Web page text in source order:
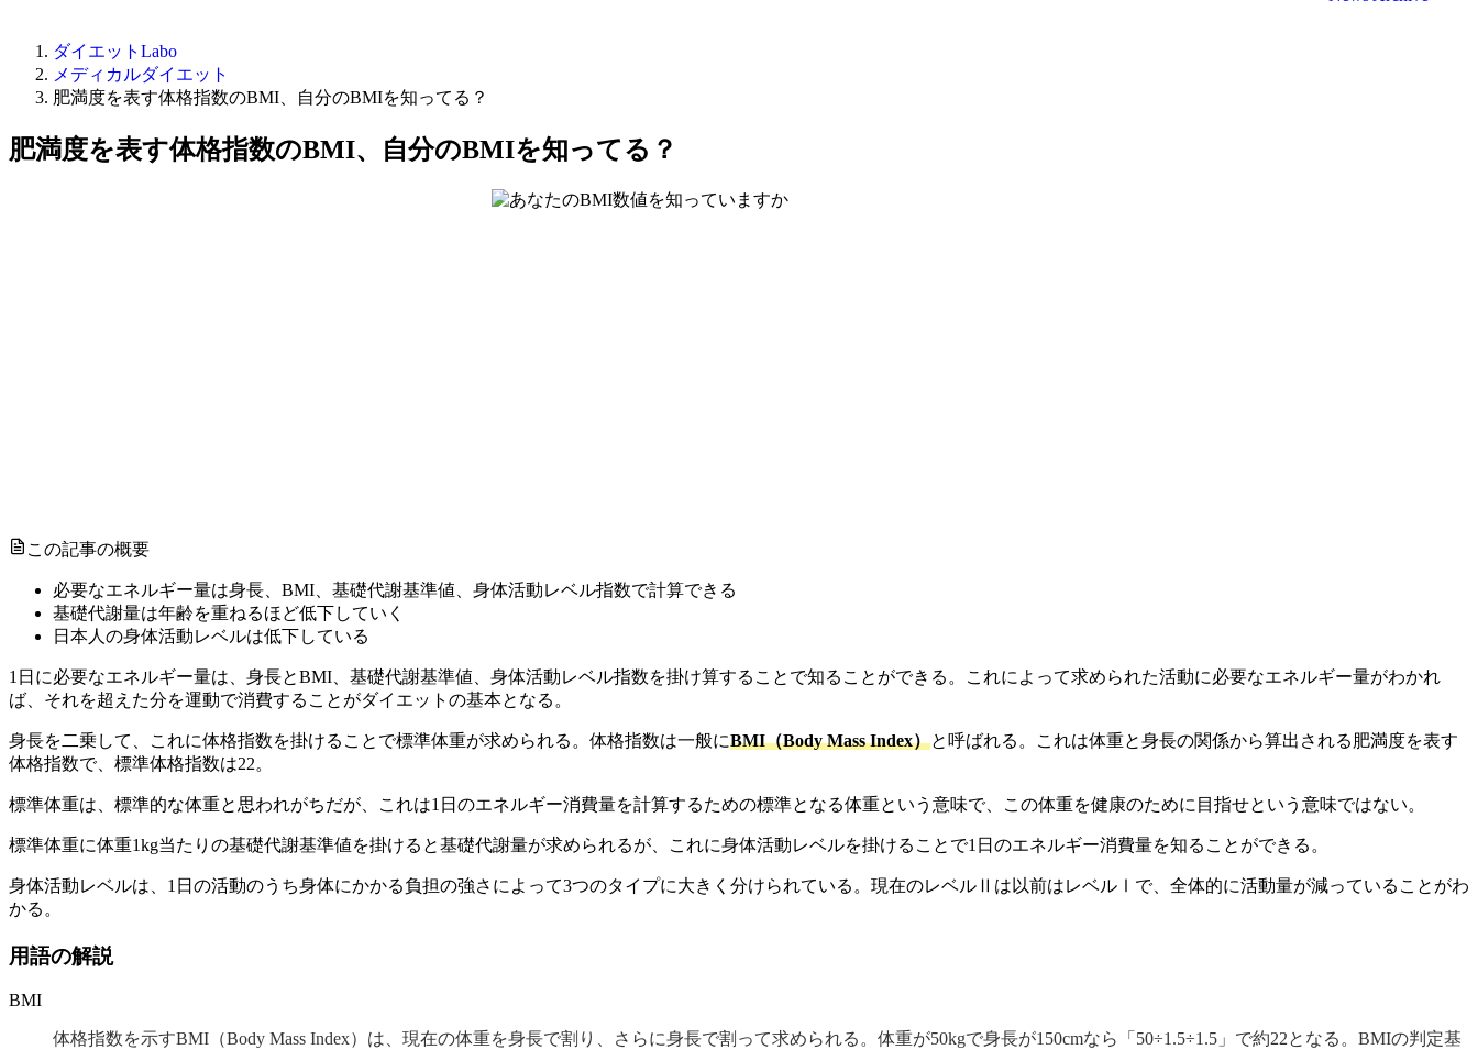
ダイエットLabo
メディカルダイエット
肥満度を表す体格指数のBMI、自分のBMIを知ってる？
肥満度を表す体格指数のBMI、自分のBMIを知ってる？
この記事の概要
必要なエネルギー量は身長、BMI、基礎代謝基準値、身体活動レベル指数で計算できる
基礎代謝量は年齢を重ねるほど低下していく
日本人の身体活動レベルは低下している
1日に必要なエネルギー量は、身長とBMI、基礎代謝基準値、身体活動レベル指数を掛け算することで知ることができる。これによって求められた活動に必要なエネルギー量がわかれ
ば、それを超えた分を運動で消費することがダイエットの基本となる。
身長を二乗して、これに体格指数を掛けることで標準体重が求められる。体格指数は一般にBMI（Body Mass Index）と呼ばれる。これは体重と身長の関係から算出される肥満度を表す
体格指数で、標準体格指数は22。
標準体重は、標準的な体重と思われがちだが、これは1日のエネルギー消費量を計算するための標準となる体重という意味で、この体重を健康のために目指せという意味ではない。
標準体重に体重1kg当たりの基礎代謝基準値を掛けると基礎代謝量が求められるが、これに身体活動レベルを掛けることで1日のエネルギー消費量を知ることができる。
身体活動レベルは、1日の活動のうち身体にかかる負担の強さによって3つのタイプに大きく分けられている。現在のレベルⅡは以前はレベルⅠで、全体的に活動量が減っていることがわ
かる。
用語の解説
BMI
体格指数を示すBMI（Body Mass Index）は、現在の体重を身長で割り、さらに身長で割って求められる。体重が50kgで身長が150cmなら「50÷1.5÷1.5」で約22となる。BMIの判定基